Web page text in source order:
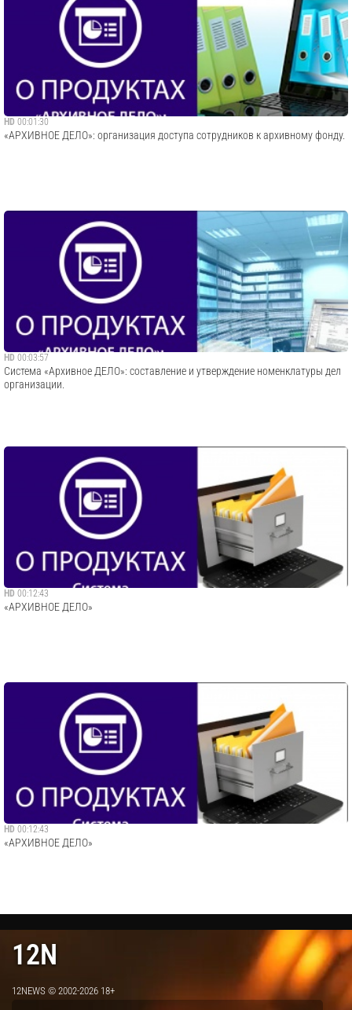
HD 00:01:30
«АРХИВНОЕ ДЕЛО»: организация доступа сотрудников к архивному фонду.
HD 00:03:57
Система «Архивное ДЕЛО»: составление и утверждение номенклатуры дел
организации.
HD 00:12:43
«АРХИВНОЕ ДЕЛО»
HD 00:12:43
«АРХИВНОЕ ДЕЛО»
12N
12NEWS © 2002-2026 18+